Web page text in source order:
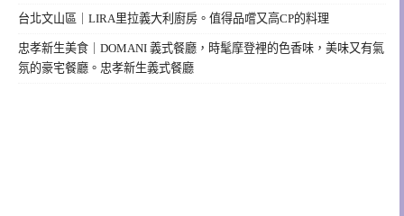
台北文山區｜LIRA里拉義大利廚房。值得品嚐又高CP的料理
忠孝新生美食｜DOMANI 義式餐廳，時髦摩登裡的色香味，美味又有氣
氛的豪宅餐廳。忠孝新生義式餐廳